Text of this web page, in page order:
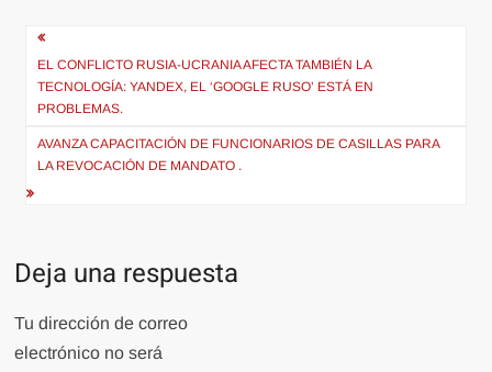
Navegación
de
entradas
EL CONFLICTO RUSIA-UCRANIA AFECTA TAMBIÉN LA
TECNOLOGÍA: YANDEX, EL ‘GOOGLE RUSO’ ESTÁ EN
PROBLEMAS.
AVANZA CAPACITACIÓN DE FUNCIONARIOS DE CASILLAS PARA
LA REVOCACIÓN DE MANDATO .
Deja una respuesta
Tu dirección de correo
electrónico no será